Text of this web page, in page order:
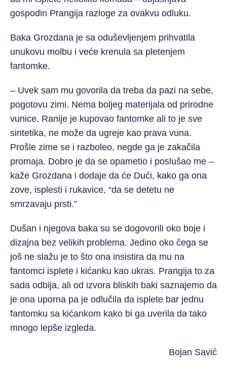
gospodin Prangija razloge za ovakvu odluku.
Baka Grozdana je sa oduševljenjem prihvatila
unukovu molbu i veće krenula sa pletenjem
fantomke.
– Uvek sam mu govorila da treba da pazi na sebe,
pogotovu zimi. Nema boljeg materijala od prirodne
vunice. Ranije je kupovao fantomke ali to je sve
sintetika, ne može da ugreje kao prava vuna.
Prošle zime se i razboleo, negde ga je zakačila
promaja. Dobro je da se opametio i poslušao me –
kaže Grozdana i dodaje da će Dući, kako ga ona
zove, isplesti i rukavice, “da se detetu ne
smrzavaju prsti.”
Dušan i njegova baka su se dogovorili oko boje i
dizajna bez velikih problema. Jedino oko čega se
još ne slažu je to što ona insistira da mu na
fantomci isplete i kićanku kao ukras. Prangija to za
sada odbija, ali od izvora bliskih baki saznajemo da
je ona uporna pa je odlučila da isplete bar jednu
fantomku sa kićankom kako bi ga uverila da tako
mnogo lepše izgleda.
Bojan Savić